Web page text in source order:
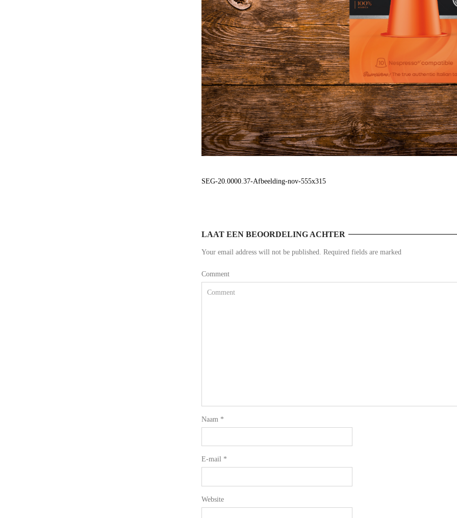
SEG-20.0000.37-Afbeelding-nov-555x315
LAAT EEN BEOORDELING ACHTER
Your email address will not be published. Required fields are marked
Comment
Naam *
E-mail *
Website